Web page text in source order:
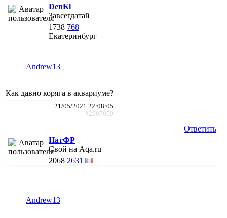
DenKl
Завсегдатай
1738 768
Екатеринбург
Andrew13
Как давно коряга в аквариуме?
21/05/2021 22:08:05
#2907059
Ответить
НатФР
Свой на Aqa.ru
2068 2631
Andrew13